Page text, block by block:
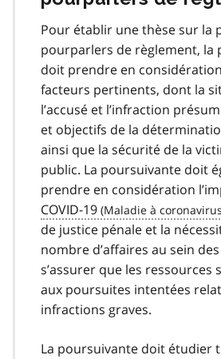
Pour établir une thèse sur la
pourparlers de règlement, la
doit prendre en
facteurs pertinents, dont la
l’accusé et l’infraction
et objectifs de la
ainsi que la sécurité de la
public. La poursuivante doit
prendre en considération
COVID-19
de justice pénale et la
nombre d’affaires au sein
s’assurer que les ressources
aux poursuites intentées
infractions graves.
La poursuivante doit étudier